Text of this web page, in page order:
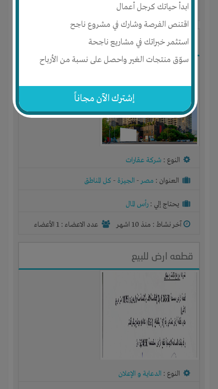
ابدأ حياتك كرجل أعمال
اقتنص الفرصة وشارك في مشروع ناجح
استثمر خبراتك في مشاريع ناجحة
سوّق منتجات الغير واحصل على نسبة من الأرباح
إشترك الآن مجاناً
آخر نشاط :منذ 10 اشهر
شركه تطوير عقاري
النوع : شركة عقارات
العنوان : مصر- الجيزة - كل المناطق
يحتاج إلي : رأس المال
آخر نشاط : منذ 10 اشهر عدد الاعضاء : 1 الأعضاء
قطعه ارض للبيع
النوع : الدعاية و الإعلان